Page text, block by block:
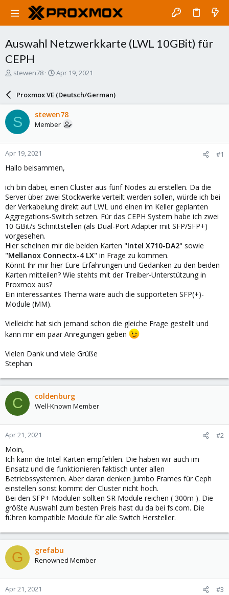
Auswahl Netzwerkkarte (LWL 10GBit) für
CEPH
T
a
d
s
t
a
r
t
e
stewen78
S
a
r
d
a
e
Apr 19, 2021
Proxmox VE (Deutsch/German)
S stewen78
Member
Apr 19, 2021 #1
Hallo beisammen,
ich bin dabei, einen Cluster aus fünf Nodes zu erstellen. Da die
Server über zwei Stockwerke verteilt werden sollen, würde ich bei
der Verkabelung direkt auf LWL und einen im Keller geplanten
Aggregations-Switch setzen. Für das CEPH System habe ich zwei
10 GBit/s Schnittstellen (als Dual-Port Adapter mit SFP/SFP+)
vorgesehen.
Hier scheinen mir die beiden Karten "Intel X710-DA2" sowie
"Mellanox Connectx-4 LX" in Frage zu kommen.
Könnt Ihr mir hier Eure Erfahrungen und Gedanken zu den beiden
Karten mitteilen? Wie stehts mit der Treiber-Unterstützung in
Proxmox aus?
Ein interessantes Thema wäre auch die supporteten SFP(+)-
Module (MM).
Vielleicht hat sich jemand schon die gleiche Frage gestellt und
kann mir ein paar Anregungen geben
Vielen Dank und viele Grüße
Stephan
C coldenburg
Well-Known Member
Apr 21, 2021 #2
Moin,
Ich kann die Intel Karten empfehlen. Die haben wir auch im
Einsatz und die funktionieren faktisch unter allen
Betriebssystemen. Aber daran denken Jumbo Frames für Ceph
einstellen sonst kommt der Cluster nicht hoch.
Bei den SFP+ Modulen sollten SR Module reichen ( 300m ). Die
größte Auswahl zum besten Preis hast du da bei fs.com. Die
führen kompatible Module für alle Switch Hersteller.
G grefabu
Renowned Member
Apr 21, 2021 #3